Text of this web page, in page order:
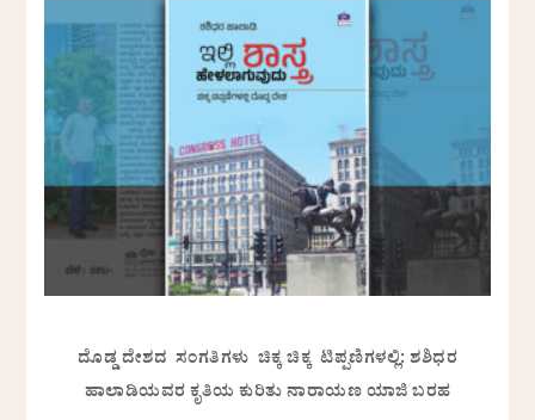
ದೊಡ್ಡ ದೇಶದ ಸಂಗತಿಗಳು ಚಿಕ್ಕ ಚಿಕ್ಕ ಟಿಪ್ಪಣಿಗಳಲ್ಲಿ: ಶಶಿಧರ
ಹಾಲಾಡಿಯವರ ಕೃತಿಯ ಕುರಿತು ನಾರಾಯಣ ಯಾಜಿ ಬರಹ